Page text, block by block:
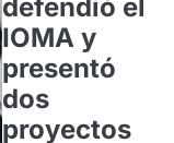
defendió el
IOMA y
presentó
dos
proyectos